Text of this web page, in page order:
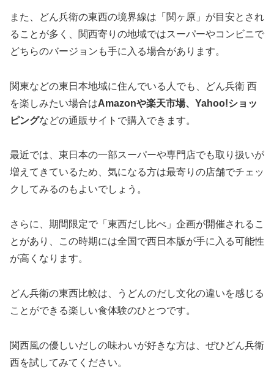
また、どん兵衛の東西の境界線は「関ヶ原」が目安とされ
ることが多く、関西寄りの地域ではスーパーやコンビニで
どちらのバージョンも手に入る場合があります。
関東などの東日本地域に住んでいる人でも、どん兵衛 西
を楽しみたい場合はAmazonや楽天市場、Yahoo!ショッ
ピングなどの通販サイトで購入できます。
最近では、東日本の一部スーパーや専門店でも取り扱いが
増えてきているため、気になる方は最寄りの店舗でチェッ
クしてみるのもよいでしょう。
さらに、期間限定で「東西だし比べ」企画が開催されるこ
とがあり、この時期には全国で西日本版が手に入る可能性
が高くなります。
どん兵衛の東西比較は、うどんのだし文化の違いを感じる
ことができる楽しい食体験のひとつです。
関西風の優しいだしの味わいが好きな方は、ぜひどん兵衛
西を試してみてください。